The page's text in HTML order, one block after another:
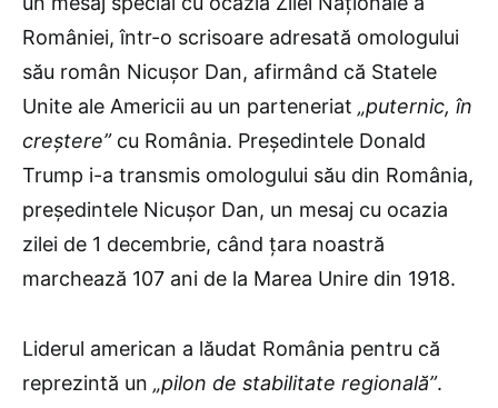
României, într-o scrisoare adresată omologului
său român Nicușor Dan, afirmând că Statele
Unite ale Americii au un parteneriat „puternic, în
creștere”cu România. Președintele Donald
Trump i-a transmis omologului său din România,
președintele Nicușor Dan, un mesaj cu ocazia
zilei de 1 decembrie, când țara noastră
marchează 107 ani de la Marea Unire din 1918.
Liderul american a lăudat România pentru că
reprezintă un „pilon de stabilitate regională”.